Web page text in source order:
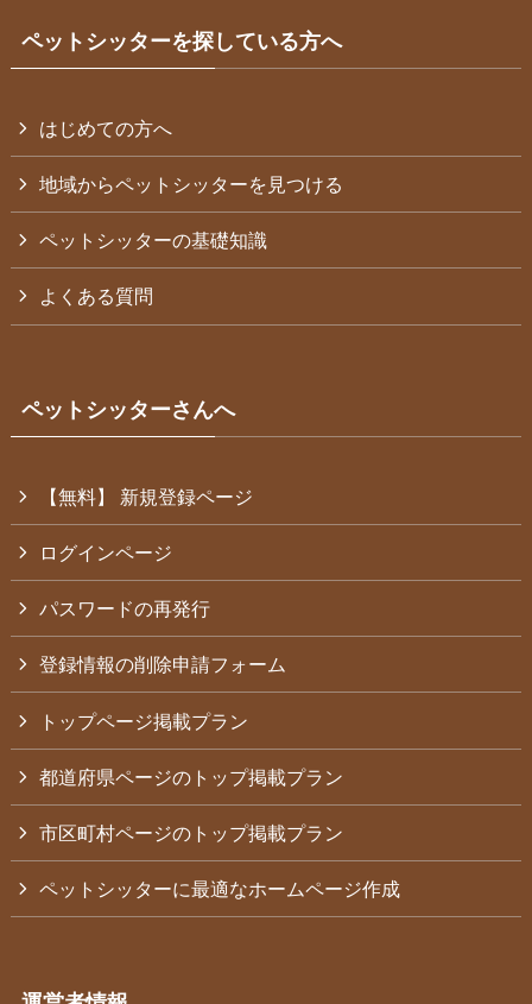
ペットシッターを探している方へ
はじめての方へ
地域からペットシッターを見つける
ペットシッターの基礎知識
よくある質問
ペットシッターさんへ
【無料】 新規登録ページ
ログインページ
パスワードの再発行
登録情報の削除申請フォーム
トップページ掲載プラン
都道府県ページのトップ掲載プラン
市区町村ページのトップ掲載プラン
ペットシッターに最適なホームページ作成